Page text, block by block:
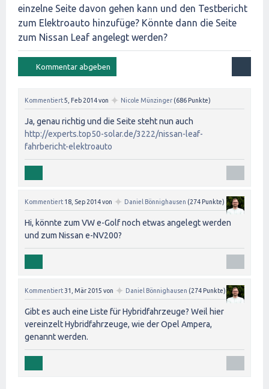
einzelne Seite davon gehen kann und den Testbericht
zum Elektroauto hinzufüge? Könnte dann die Seite
zum Nissan Leaf angelegt werden?
Kommentiert5, Feb 2014von ✦ Nicole Münzinger (686 Punkte)
Ja, genau richtig und die Seite steht nun auch
http://experts.top50-solar.de/3222/nissan-leaf-
fahrbericht-elektroauto
Kommentiert 18, Sep 2014von ✦ Daniel Bönnighausen (274 Punkte)
Hi, könnte zum VW e-Golf noch etwas angelegt werden
und zum Nissan e-NV200?
Kommentiert 31, Mär 2015 von ✦ Daniel Bönnighausen (274 Punkte)
Gibt es auch eine Liste für Hybridfahrzeuge? Weil hier
vereinzelt Hybridfahrzeuge, wie der Opel Ampera,
genannt werden.